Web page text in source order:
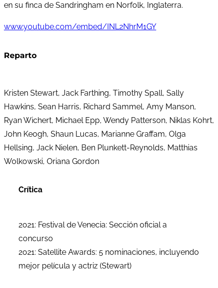
en su finca de Sandringham en Norfolk, Inglaterra.
www.youtube.com/embed/INL2NhrM1GY
Reparto
Kristen Stewart, Jack Farthing, Timothy Spall, Sally
Hawkins, Sean Harris, Richard Sammel, Amy Manson,
Ryan Wichert, Michael Epp, Wendy Patterson, Niklas Kohrt,
John Keogh, Shaun Lucas, Marianne Graffam, Olga
Hellsing, Jack Nielen, Ben Plunkett-Reynolds, Matthias
Wolkowski, Oriana Gordon
Crítica
2021: Festival de Venecia: Sección oficial a
concurso
2021: Satellite Awards: 5 nominaciones, incluyendo
mejor película y actriz (Stewart)